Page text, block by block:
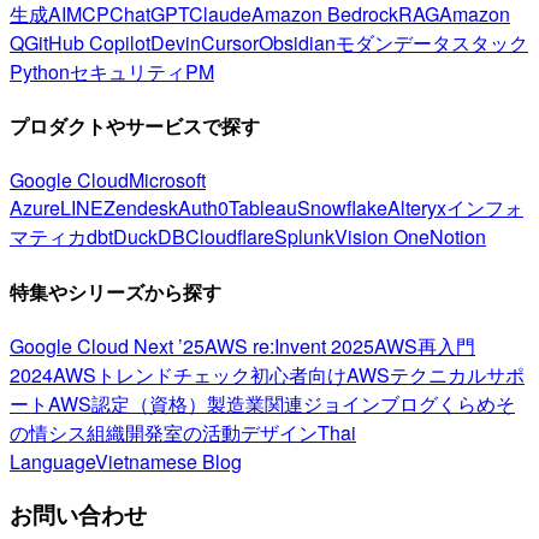
生成AIMCPChatGPTClaudeAmazon BedrockRAGAmazon
QGitHub CopilotDevinCursorObsidianモダンデータスタック
PythonセキュリティPM
プロダクトやサービスで探す
Google CloudMicrosoft
AzureLINEZendeskAuth0TableauSnowflakeAlteryxインフォ
マティカdbtDuckDBCloudflareSplunkVision OneNotion
特集やシリーズから探す
Google Cloud Next ’25AWS re:Invent 2025AWS再入門
2024AWSトレンドチェック初心者向けAWSテクニカルサポ
ートAWS認定（資格） 製造業関連ジョインブログくらめそ
の情シス組織開発室の活動デザインThai
LanguageVietnamese Blog
お問い合わせ